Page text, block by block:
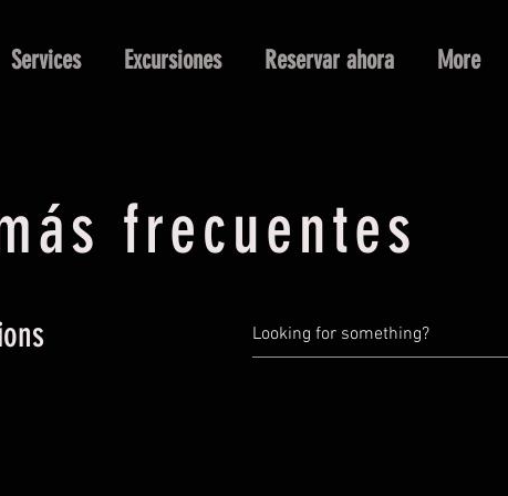
Services Excursiones Reservar ahora More
frecuentes